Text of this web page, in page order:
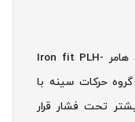
تمرین با دستگاه پرس سینه وزنه آزاد هامر Iron fit PLH-
حرکات سینه با
تحت فشار قرار